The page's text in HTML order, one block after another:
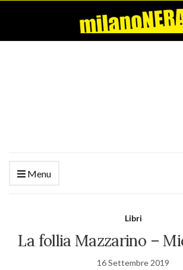
Menu
Libri
La follia Mazzarino –
16 Settembre 2019